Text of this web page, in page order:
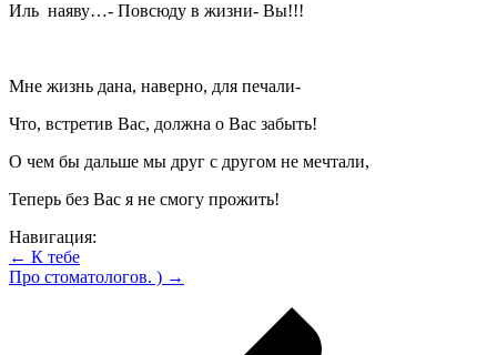
Иль наяву…- Повсюду в жизни- Вы!!!
Мне жизнь дана, наверно, для печали-
Что, встретив Вас, должна о Вас забыть!
О чем бы дальше мы друг с другом не мечтали,
Теперь без Вас я не смогу прожить!
Навигация:
← К тебе
Про стоматологов. ) →